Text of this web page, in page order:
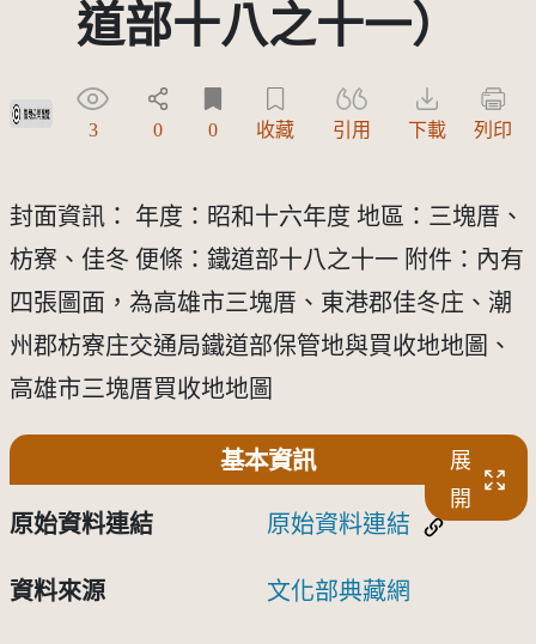
道部十八之十一）
受著作權法保護-僅限於本平台有限度公開瀏覽
3 0 0 收藏 引用 下載 列印
封面資訊： 年度：昭和十六年度 地區：三塊厝、
枋寮、佳冬 便條：鐵道部十八之十一 附件：內有
四張圖面，為高雄市三塊厝、東港郡佳冬庄、潮
州郡枋寮庄交通局鐵道部保管地與買收地地圖、
高雄市三塊厝買收地地圖
基本資訊
展
開
原始資料連結 原始資料連結
資料來源 文化部典藏網